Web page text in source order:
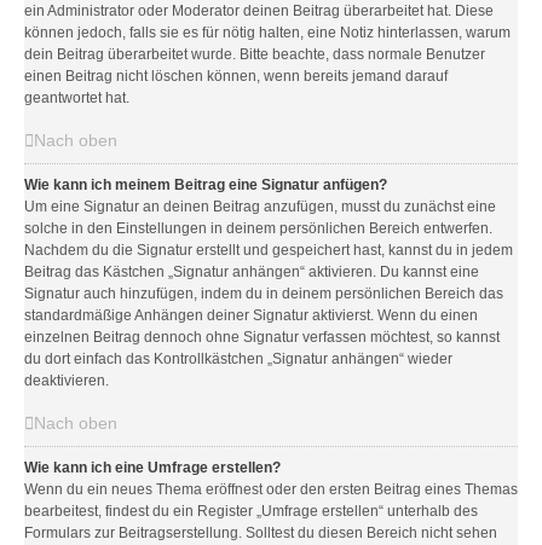
ein Administrator oder Moderator deinen Beitrag überarbeitet hat. Diese
können jedoch, falls sie es für nötig halten, eine Notiz hinterlassen, warum
dein Beitrag überarbeitet wurde. Bitte beachte, dass normale Benutzer
einen Beitrag nicht löschen können, wenn bereits jemand darauf
geantwortet hat.
Nach oben
Wie kann ich meinem Beitrag eine Signatur anfügen?
Um eine Signatur an deinen Beitrag anzufügen, musst du zunächst eine
solche in den Einstellungen in deinem persönlichen Bereich entwerfen.
Nachdem du die Signatur erstellt und gespeichert hast, kannst du in jedem
Beitrag das Kästchen „Signatur anhängen“ aktivieren. Du kannst eine
Signatur auch hinzufügen, indem du in deinem persönlichen Bereich das
standardmäßige Anhängen deiner Signatur aktivierst. Wenn du einen
einzelnen Beitrag dennoch ohne Signatur verfassen möchtest, so kannst
du dort einfach das Kontrollkästchen „Signatur anhängen“ wieder
deaktivieren.
Nach oben
Wie kann ich eine Umfrage erstellen?
Wenn du ein neues Thema eröffnest oder den ersten Beitrag eines Themas
bearbeitest, findest du ein Register „Umfrage erstellen“ unterhalb des
Formulars zur Beitragserstellung. Solltest du diesen Bereich nicht sehen